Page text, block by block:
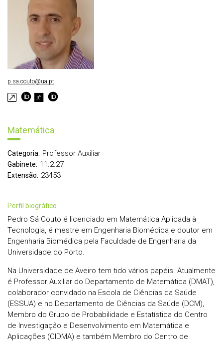
Matemática
Categoria: Professor Auxiliar
Gabinete: 11.2.27
Extensão: 23453
perfil biográfico
Pedro Sá Couto é licenciado em Matemática Aplicada à
Tecnologia, é mestre em Engenharia Biomédica e doutor em
Engenharia Biomédica pela Faculdade de Engenharia da
Universidade do Porto.
Na Universidade de Aveiro tem tido vários papéis. Atualmente
é Professor Auxiliar do Departamento de Matemática (DMAT),
colaborador convidado na Escola de Ciências da Saúde
(ESSUA) e no Departamento de Ciências da Saúde (DCM),
Membro do Grupo de Probabilidade e Estatística do Centro
de Investigação e Desenvolvimento em Matemática e
Aplicações (CIDMA) e também Membro do Centro de
p.sa.couto@ua.pt